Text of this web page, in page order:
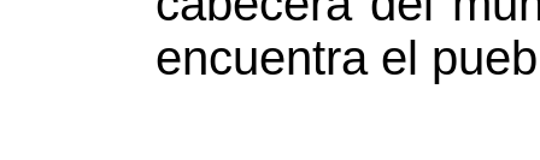
encuentra el